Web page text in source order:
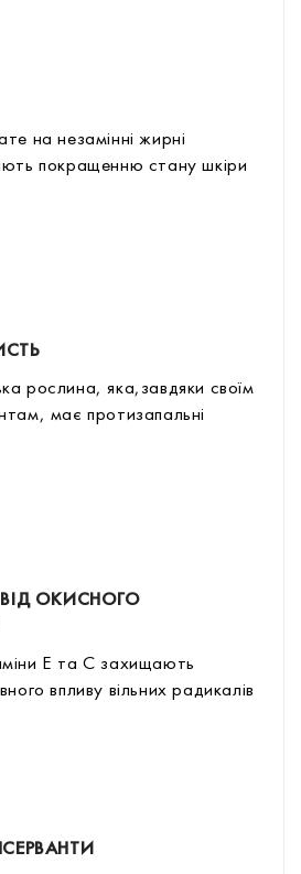
на незамінні жирні
покращенню стану шкіри
рослина, яка,завдяки своїм
має протизапальні
ОКИСНОГО
Е та С захищають
впливу вільних радикалів